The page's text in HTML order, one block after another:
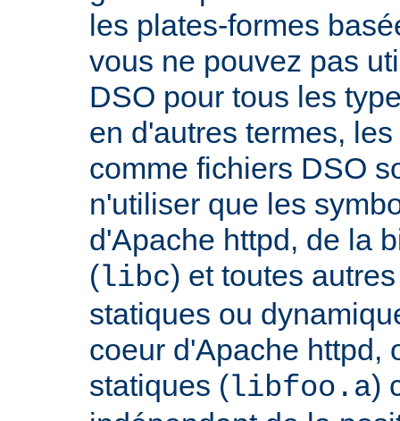
les plates-formes
vous ne pouvez pas
DSO pour tous les
en d'autres termes,
comme fichiers DSO
n'utiliser que les
d'Apache httpd, de la
(libc) et toutes
statiques ou
coeur d'Apache httpd,
statiques (libfoo.a)